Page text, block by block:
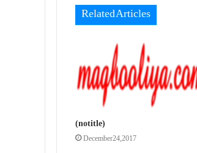
Related Articles
(no title)
December 24, 2017